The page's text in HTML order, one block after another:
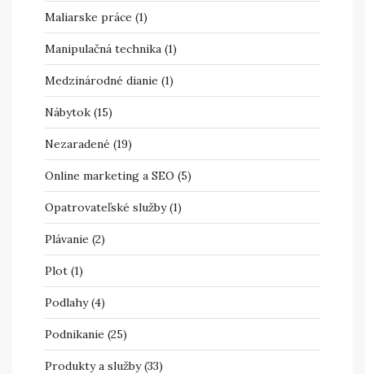
Maliarske práce (1)
Manipulačná technika (1)
Medzinárodné dianie (1)
Nábytok (15)
Nezaradené (19)
Online marketing a SEO (5)
Opatrovateľské služby(1)
Plávanie (2)
Plot (1)
Podlahy(4)
Podnikanie (25)
Produkty a služby(33)